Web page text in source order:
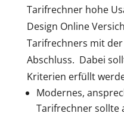
Tarifrechner hohe
Design Online
Tarifrechners mit
Abschluss. Dabei
Kriterien erfüllt
Modernes,
Tarifrechner sollte